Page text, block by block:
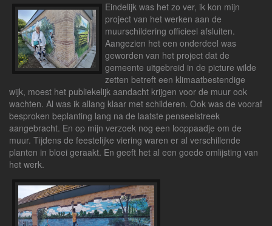
Eindelijk was het zo ver, ik kon mijn
project van het werken aan de
muurschildering officieel afsluiten.
Aangezien het een onderdeel was
geworden van het project dat de
gemeente uitgebreid in de picture wilde
zetten betreft een klimaatbestendige
wijk, moest het publiekelijk aandacht krijgen voor de muur ook
wachten. Al was ik allang klaar met schilderen. Ook was de vooraf
besproken beplanting lang na de laatste penseelstreek
aangebracht. En op mijn verzoek nog een looppaadje om de
muur. Tijdens de feestelijke viering waren er al verschillende
planten in bloei geraakt. En geeft het al een goede omlijsting van
het werk.